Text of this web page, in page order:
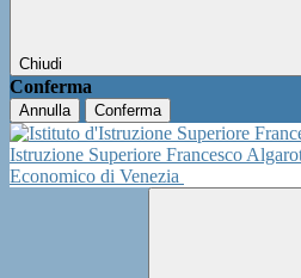
Chiudi
Conferma
Annulla Conferma
Istruzione Superiore Francesco
Economico di Venezia